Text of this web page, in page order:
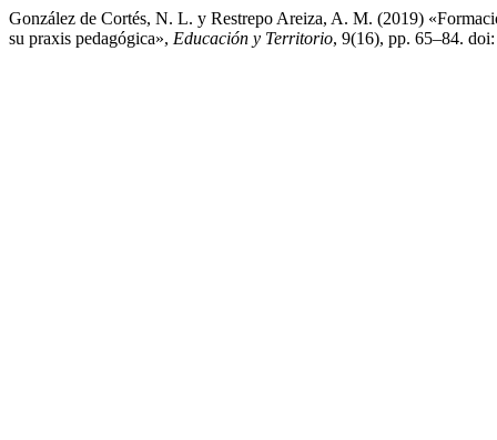
González de Cortés, N. L. y Restrepo Areiza, A. M. (2019)
su praxis pedagógica», Educación y Territorio, 9(16), pp. 65–84.